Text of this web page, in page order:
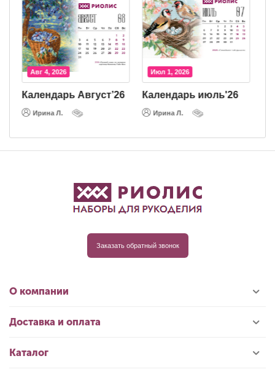
Авг 4, 2026
Календарь Август’26
Ирина Л.
Июл 1, 2026
Календарь июль'26
Ирина Л.
Заказать обратный звонок
О компании
Доставка и оплата
Каталог